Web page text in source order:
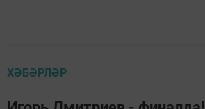
ХӘБӘРЛӘР